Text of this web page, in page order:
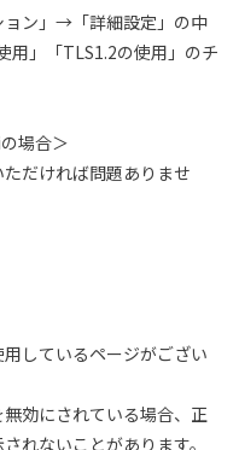
ョン」→「詳細設定」の中
用」「TLS1.2の使用」のチ
場合＞
だければ問題ありませ
しているページがござい
効にされている場合、正
れないことがあります。